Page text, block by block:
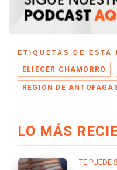
ETIQUETAS DE ESTA
ELIECER CHAMORRO
REGIÓN DE
LO MÁS
TE PUEDE